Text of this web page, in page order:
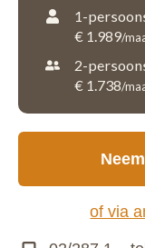
1-
€ 1.989/
2-
€ 1.738/
of via